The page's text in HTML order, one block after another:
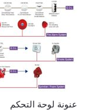
عنونة لوحة التحكم